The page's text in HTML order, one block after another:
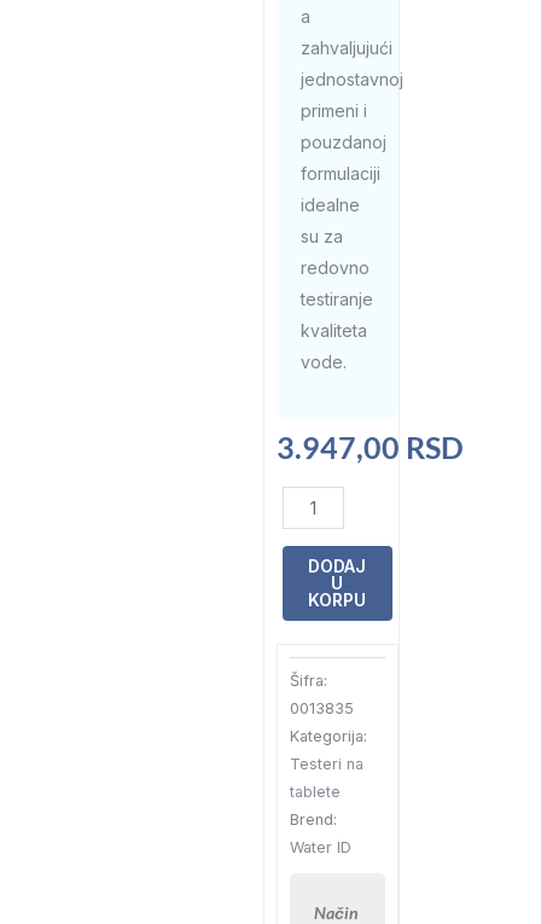
a
zahvaljujući
jednostavnoj
primeni i
pouzdanoj
formulaciji
idealne
su za
redovno
testiranje
kvaliteta
vode.
3.947,00 RSD
Tablete
Phenol
Red
250
kom
ID
količina
DODAJ
U
KORPU
Šifra:
0013835
Kategorija:
Testeri na
tablete
Brend:
Water ID
Način